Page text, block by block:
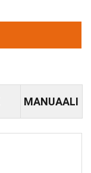
MANUAALI